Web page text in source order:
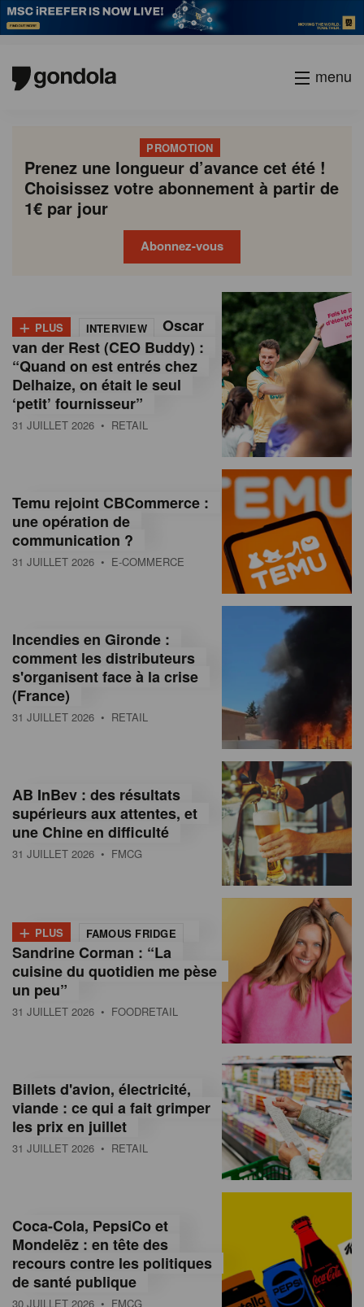
menu
PROMOTION
Prenez une longueur d’avance cet été !
Choisissez votre abonnement à partir de
1€ par jour
Abonnez-vous
o
n
d
o
M
a
g
n
e
n
o
m
a
s
s
u
e
+ PLUS INTERVIEW
Oscar
van der Rest (CEO Buddy) :
“Quand on est entrés chez
Delhaize, on était le seul
‘petit’ fournisseur”
31 JUILLET 2026 • RETAIL
Temu rejoint CBCommerce :
une opération de
communication ?
31 JUILLET 2026 • E-COMMERCE
Incendies en Gironde :
comment les distributeurs
s'organisent face à la crise
(France)
31 JUILLET 2026 • RETAIL
AB InBev : des résultats
supérieurs aux attentes, et
une Chine en difficulté
31 JUILLET 2026 • FMCG
+ PLUS FAMOUS FRIDGE
Sandrine Corman : “La
cuisine du quotidien me pèse
un peu”
31 JUILLET 2026 • FOODRETAIL
Billets d'avion, électricité,
viande : ce qui a fait grimper
les prix en juillet
31 JUILLET 2026 • RETAIL
Coca-Cola, PepsiCo et
Mondelēz : en tête des
recours contre les politiques
de santé publique
30 JUILLET 2026 • FMCG